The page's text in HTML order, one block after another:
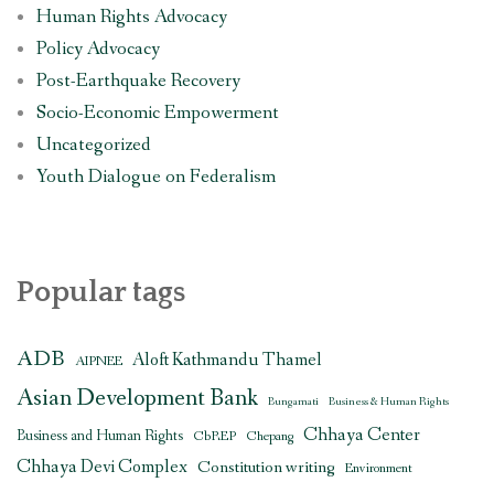
Human Rights Advocacy
Policy Advocacy
Post-Earthquake Recovery
Socio-Economic Empowerment
Uncategorized
Youth Dialogue on Federalism
Popular tags
ADB AIPNEE Aloft Kathmandu Thamel
Asian Development Bank Bungamati Business & Human Rights
Business and Human Rights CbREP Chepang Chhaya Center
Chhaya Devi Complex Constitution writing Environment